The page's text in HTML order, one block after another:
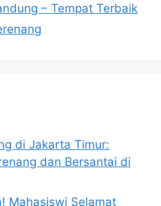
– Tempat Terbaik
di Jakarta Timur:
dan Bersantai di
Mahasiswi Selamat